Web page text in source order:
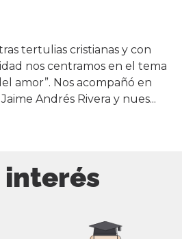
tertulias cristianas y con
nos centramos en el tema
amor”. Nos acompañó en
Andrés Rivera y nues...
interés